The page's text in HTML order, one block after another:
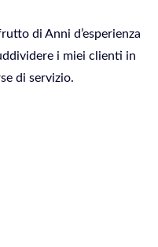
di Anni d’esperienza
i miei clienti in
di servizio.